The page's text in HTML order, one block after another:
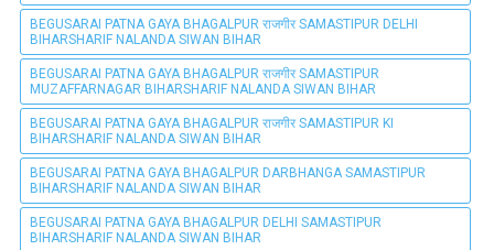
BEGUSARAI PATNA GAYA BHAGALPUR राजगीर SAMASTIPUR DELHI
BIHARSHARIF NALANDA SIWAN BIHAR
BEGUSARAI PATNA GAYA BHAGALPUR राजगीर SAMASTIPUR
MUZAFFARNAGAR BIHARSHARIF NALANDA SIWAN BIHAR
BEGUSARAI PATNA GAYA BHAGALPUR राजगीर SAMASTIPUR KI
BIHARSHARIF NALANDA SIWAN BIHAR
BEGUSARAI PATNA GAYA BHAGALPUR DARBHANGA SAMASTIPUR
BIHARSHARIF NALANDA SIWAN BIHAR
BEGUSARAI PATNA GAYA BHAGALPUR DELHI SAMASTIPUR
BIHARSHARIF NALANDA SIWAN BIHAR